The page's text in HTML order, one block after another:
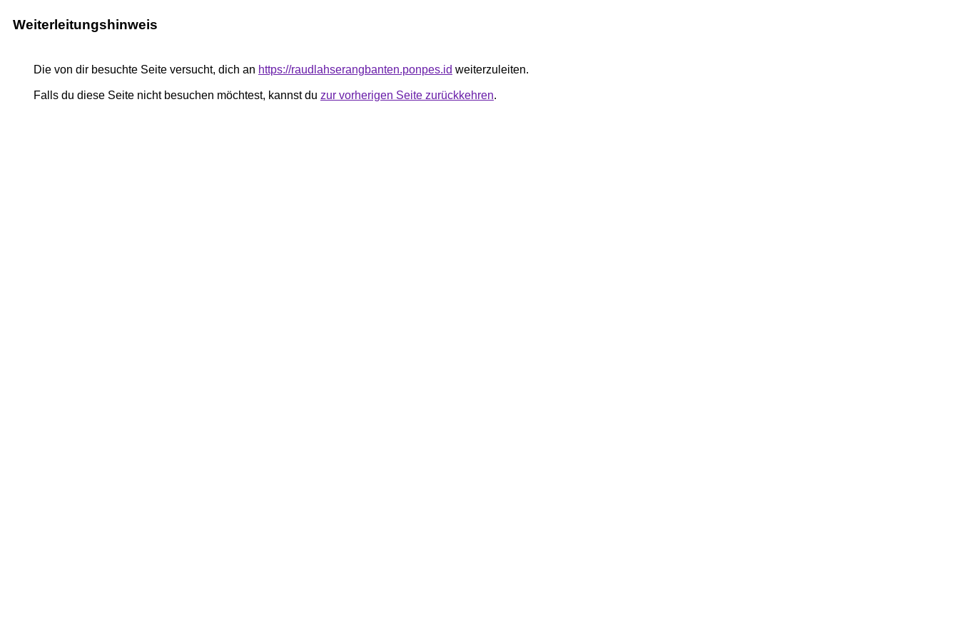
Weiterleitungshinweis
Die von dir besuchte Seite versucht, dich an https://raudlahserangbanten.ponpes.id weiterzuleiten.
Falls du diese Seite nicht besuchen möchtest, kannst du zur vorherigen Seite zurückkehren.